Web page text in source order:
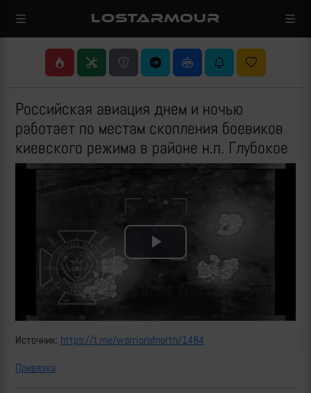
LOSTARMOUR
Российская авиация днем и ночью
работает по местам скопления боевиков
киевского режима в районе н.п. Глубокое
Play
Video
Источник: https://t.me/warriorofnorth/1484
Привязка